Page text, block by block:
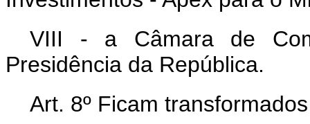
VIII - a Câmara de
Presidência da República.
Art. 8º Ficam